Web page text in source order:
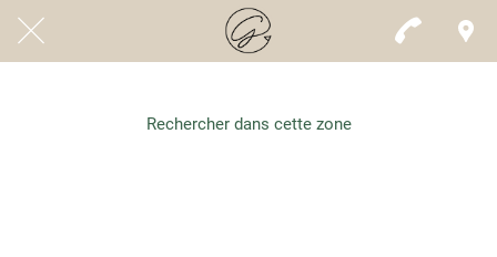
Rechercher dans cette zone